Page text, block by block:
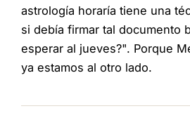
astrología horaría tiene una
si debía firmar tal documento
esperar al jueves?". Porque
ya estamos al otro lado.